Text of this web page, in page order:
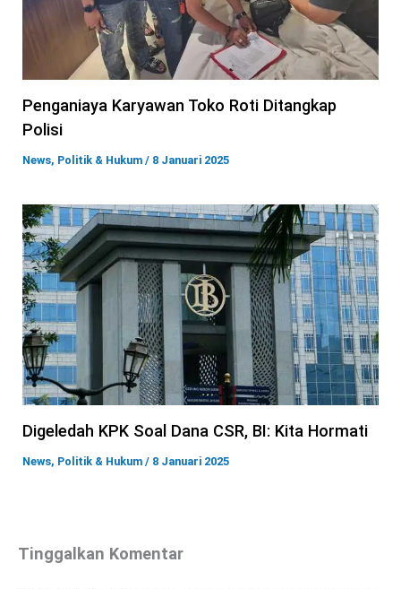
Penganiaya Karyawan Toko Roti Ditangkap
Polisi
News, Politik & Hukum / 8 Januari 2025
Digeledah KPK Soal Dana CSR, BI: Kita Hormati
News, Politik & Hukum / 8 Januari 2025
Tinggalkan Komentar